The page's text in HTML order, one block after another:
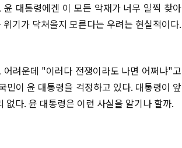
대통령에겐 이 모든 악재가 너무 일찍 찾아
기가 닥쳐올지 모른다는 우려는 현실적이다.
려운데 "이러다 전쟁이라도 나면 어쩌냐"고
민이 윤 대통령을 걱정하고 있다. 대통령이 앞
다. 윤 대통령은 이런 사실을 알기나 할까.